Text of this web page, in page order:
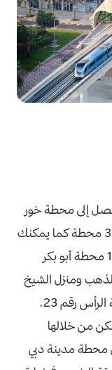
إلى محطة خور
بمسافة 24 كيلومتر. حيث يمر خلالها بـ 30 محطة كما يمكنك
الوصول إلى ريف مول عند المحطة رقم 18 محطة أبو بكر
ومنزل الشيخ
سعيد آل مكتوم فيمكنك النزول في محطة الرأس رقم 23.
رقم 24،25 وكما يمكن من خلالها
محطة مدينة دبي